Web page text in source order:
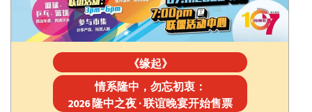
《缘起》
情系隆中，勿忘初衷：
2026 隆中之夜 · 联谊晚宴开始售票